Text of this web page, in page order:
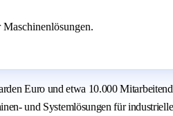
Euro und etwa 10.000
und Systemlösungen für